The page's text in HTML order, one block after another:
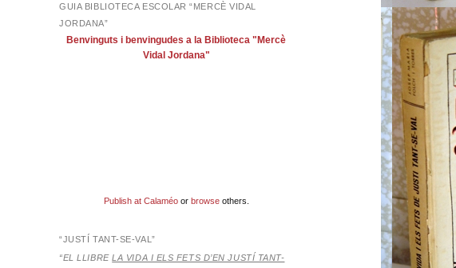
GUIA BIBLIOTECA ESCOLAR “MERCÈ VIDAL
JORDANA”
Benvinguts i benvingudes a la Biblioteca "Mercè
Vidal Jordana"
Publish at Calaméoor browseothers.
“JUSTÍ TANT-SE-VAL”
“EL LLIBRELA VIDA I ELS FETS D’EN JUSTÍ TANT-